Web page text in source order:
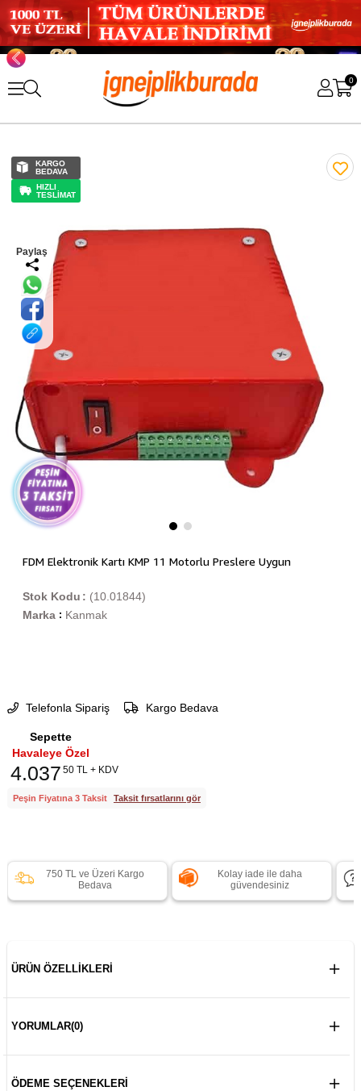
0
KARGO
BEDAVA
HIZLI
TESLİMAT
Paylaş
FDM Elektronik Kartı KMP 11 Motorlu Preslere Uygun
(10.01844)
Stok Kodu
Marka : Kanmak
Telefonla Sipariş Kargo Bedava
Sepette
Havaleye Özel
4.037 50 TL + KDV
Peşin Fiyatına 3 Taksit Taksit fırsatlarını gör
750 TL ve Üzeri Kargo
Bedava
Kolay iade ile daha
güvendesiniz
ÜRÜN ÖZELLIKLERI
YORUMLAR(0)
ÖDEME SEÇENEKLERI